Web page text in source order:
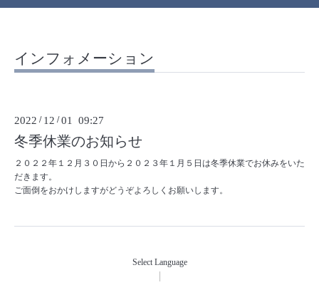
インフォメーション
2022 / 12 /01 09:27
冬季休業のお知らせ
２０２２年１２月３０日から２０２３年１月５日は冬季休業でお休みをいた
だきます。
ご面倒をおかけしますがどうぞよろしくお願いします。
Select Language